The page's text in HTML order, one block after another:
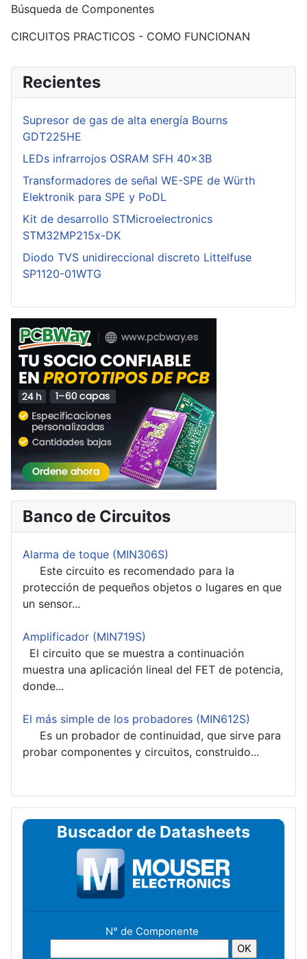
Búsqueda de Componentes
CIRCUITOS PRACTICOS - COMO FUNCIONAN
Recientes
Supresor de gas de alta energía Bourns
GDT225HE
LEDs infrarrojos OSRAM SFH 40x3B
Transformadores de señal WE-SPE de Würth
Elektronik para SPE y PoDL
Kit de desarrollo STMicroelectronics
STM32MP215x-DK
Diodo TVS unidireccional discreto Littelfuse
SP1120-01WTG
Banco de Circuitos
Alarma de toque (MIN306S)
Este circuito es recomendado para la
protección de pequeños objetos o lugares en que
un sensor...
Amplificador (MIN719S)
El circuito que se muestra a continuación
muestra una aplicación lineal del FET de potencia,
donde...
El más simple de los probadores (MIN612S)
Es un probador de continuidad, que sirve para
probar componentes y circuitos, construido...
Buscador de Datasheets
N° de Componente